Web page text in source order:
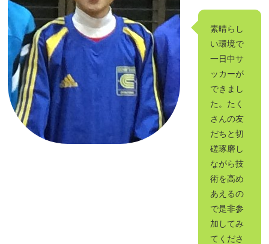
素晴らし
い環境で
一日中サ
ッカーが
できまし
た。たく
さんの友
だちと切
磋琢磨し
ながら技
術を高め
あえるの
で是非参
加してみ
てくださ